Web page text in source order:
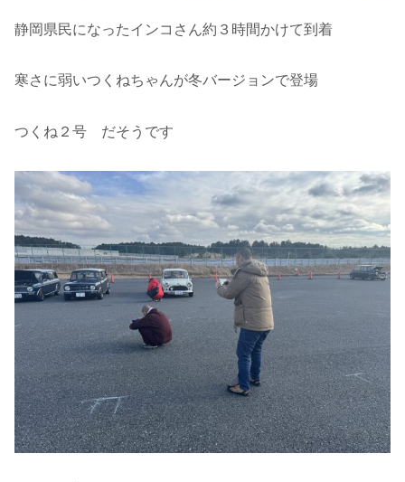
静岡県民になったインコさん約３時間かけて到着
寒さに弱いつくねちゃんが冬バージョンで登場
つくね２号 だそうです